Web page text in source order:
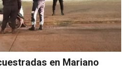
en Mariano